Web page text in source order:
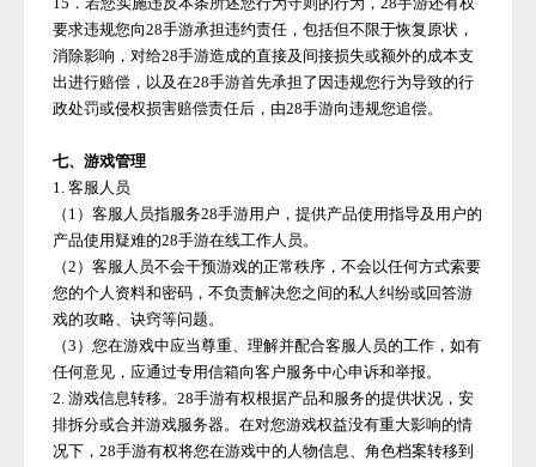
要求违规您向28手游承担违约责任，包括但不限于恢复原状，
消除影响，对给28手游造成的直接及间接损失或额外的成本支
出进行赔偿，以及在28手游首先承担了因违规您行为导致的行
政处罚或侵权损害赔偿责任后，由28手游向违规您追偿。
七、游戏管理
1. 客服人员
（ 1）客服人员指服务28手游用户，提供产品使用指导及用户的
产品使用疑难的28手游在线工作人员。
（2）客服人员不会干预游戏的正常秩序，不会以任何方式索要
您的个人资料和密码，不负责解决您之间的私人纠纷或回答游
戏的攻略、诀窍等问题。
（3）您在游戏中应当尊重、理解并配合客服人员的工作，如有
任何意见，应通过专用信箱向客户服务中心申诉和举报。
2. 游戏信息转移。28手游有权根据产品和服务的提供状况，安
排拆分或合并游戏服务器。在对您游戏权益没有重大影响的情
况下，28手游有权将您在游戏中的人物信息、角色档案转移到